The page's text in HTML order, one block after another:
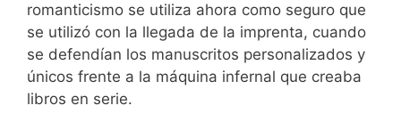
romanticismo se utiliza ahora como seguro que
se utilizó con la llegada de la imprenta, cuando
se defendían los manuscritos personalizados y
únicos frente a la máquina infernal que creaba
libros en serie.